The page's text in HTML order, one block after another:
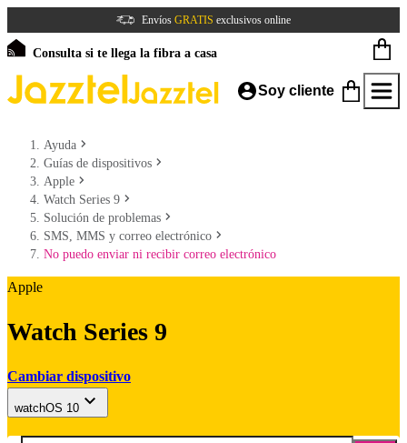
Envíos GRATIS exclusivos online
Consulta si te llega la fibra a casa
Soy cliente
Ayuda
Guías de dispositivos
Apple
Watch Series 9
Solución de problemas
SMS, MMS y correo electrónico
No puedo enviar ni recibir correo electrónico
Apple
Watch Series 9
Cambiar dispositivo
watchOS 10